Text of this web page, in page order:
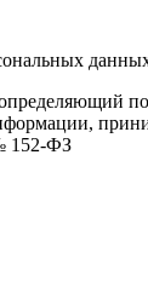
152-ФЗ